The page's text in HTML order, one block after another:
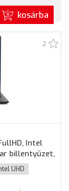
kosárba
2
Intel
billentyűzet,
Fekete
UHD